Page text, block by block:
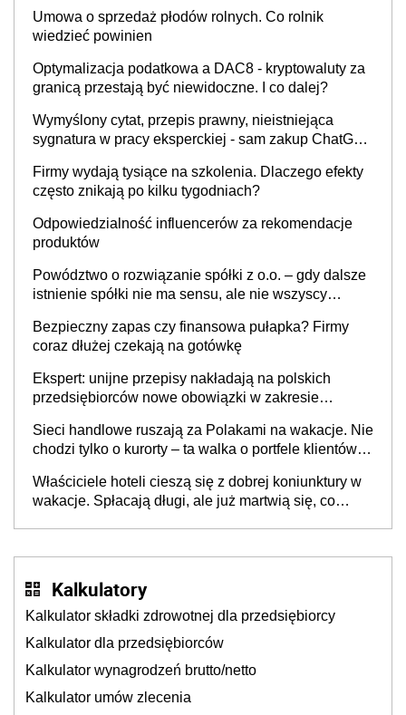
Umowa o sprzedaż płodów rolnych. Co rolnik
wiedzieć powinien
Optymalizacja podatkowa a DAC8 - kryptowaluty za
granicą przestają być niewidoczne. I co dalej?
Wymyślony cytat, przepis prawny, nieistniejąca
sygnatura w pracy eksperckiej - sam zakup ChatGPT
Firmy wydają tysiące na szkolenia. Dlaczego efekty
często znikają po kilku tygodniach?
Odpowiedzialność influencerów za rekomendacje
produktów
Powództwo o rozwiązanie spółki z o.o. – gdy dalsze
istnienie spółki nie ma sensu, ale nie wszyscy
Bezpieczny zapas czy finansowa pułapka? Firmy
coraz dłużej czekają na gotówkę
Ekspert: unijne przepisy nakładają na polskich
przedsiębiorców nowe obowiązki w zakresie
Sieci handlowe ruszają za Polakami na wakacje. Nie
chodzi tylko o kurorty – ta walka o portfele klientów
cichu
Właściciele hoteli cieszą się z dobrej koniunktury w
wakacje. Spłacają długi, ale już martwią się, co
Kalkulatory
Kalkulator składki zdrowotnej dla przedsiębiorcy
Kalkulator dla przedsiębiorców
Kalkulator wynagrodzeń brutto/netto
Kalkulator umów zlecenia